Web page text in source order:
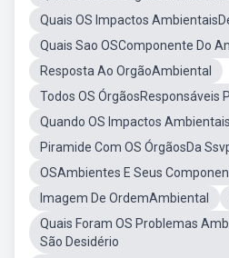
Quais OS Impactos
Quais Sao OSComponente Do
Resposta Ao OrgãoAmbiental
Todos OS ÓrgãosResponsáveis
Quando OS Impactos
Piramide Com OS ÓrgãosDa
OSAmbientes E Seus
Imagem De OrdemAmbiental
Quais Foram OS Problemas
São Desidério